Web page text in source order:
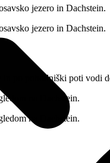
po pohodniški poti vodi